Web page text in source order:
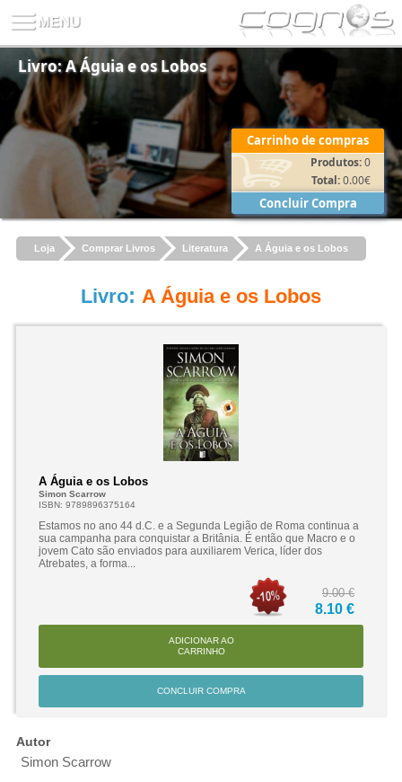
Carrinho de compras
Produtos:0
Total:0.00€
Concluir Compra
Livro: A Águia e os Lobos
Loja Comprar Livros Literatura A Águia e os Lobos
Livro: A Águia e os Lobos
A Águia e os Lobos
Simon Scarrow
ISBN: 9789896375164
Estamos no ano 44 d.C. e a Segunda Legião de Roma continua a
sua campanha para conquistar a Britânia. É então que Macro e o
jovem Cato são enviados para auxiliarem Verica, líder dos
Atrebates, a forma...
9.00 €
8.10 €
ADICIONAR AO
CARRINHO
CONCLUIR COMPRA
Autor
Simon Scarrow